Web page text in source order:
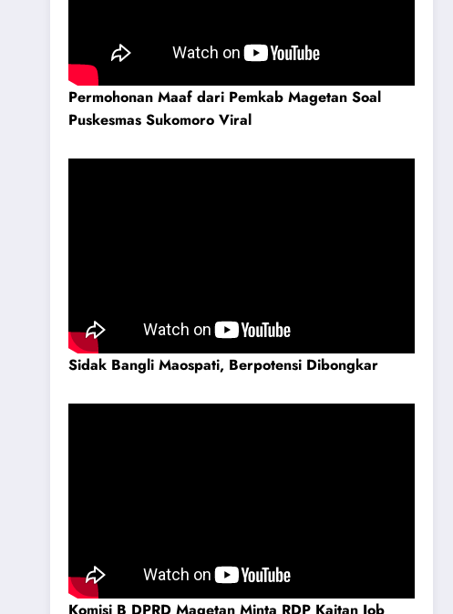
Permohonan Maaf dari Pemkab Magetan Soal
Puskesmas Sukomoro Viral
Sidak Bangli Maospati, Berpotensi Dibongkar
Komisi B DPRD Magetan Minta RDP Kaitan Job